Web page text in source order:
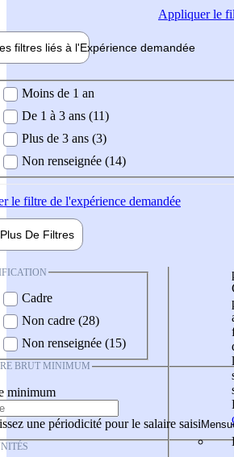
Appliquerle
filtres liés à l'Expérience demandée
demandée
Moins de 1 an
De 1 à 3 ans (11)
Plus de 3 ans (3)
Non renseignée (14)
le filtre de l'expérience demandée
Plus De Filtres
Cadre
Non cadre (28)
Non renseignée (15)
BRUT MINIMUM
minimum
une périodicité pour le salaire saisi